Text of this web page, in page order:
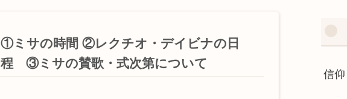
①ミサの時間 ②レクチオ・デイビナの日
程 ③ミサの賛歌・式次第について
信仰